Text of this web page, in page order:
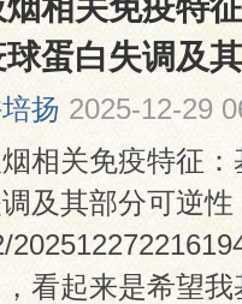
烟相关免疫特
球蛋白失调及
扬 2025-12-29
相关免疫特征
及其部分可逆
看起来是希望